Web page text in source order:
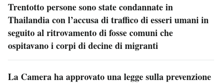
Trentotto persone sono state condannate in
Thailandia con l’accusa di traffico di esseri umani in
seguito al ritrovamento di fosse comuni che
ospitavano i corpi di decine di migranti
La Camera ha approvato una legge sulla prevenzione